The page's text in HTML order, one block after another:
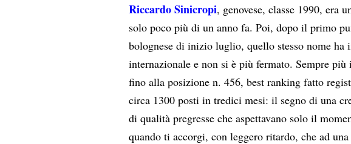
Riccardo Sinicropi, genovese, classe 1990, era
solo poco più di un anno fa. Poi, dopo il primo
bolognese di inizio luglio, quello stesso nome
internazionale e non si è più fermato. Sempre
fino alla posizione n. 456, best ranking fatto
circa 1300 posti in tredici mesi: il segno di una
di qualità pregresse che aspettavano solo il
quando ti accorgi, con leggero ritardo, che ad